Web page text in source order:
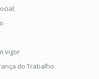
vigor
do Trabalho